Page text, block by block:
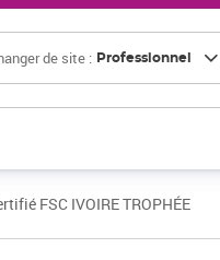
de site : Professionnel
FSC IVOIRE TROPHÉE